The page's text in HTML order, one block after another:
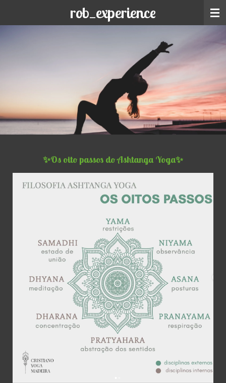
rob_experience
✨Os oito passos do Ashtanga Yoga✨